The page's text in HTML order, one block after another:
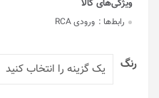
رابط‌ها : ورودی RCA
رنگ